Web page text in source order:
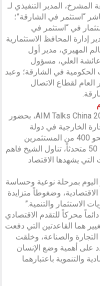
المدير التنفيذي لـ
“استثمر في الشارقة”؛
في “استثمر في
المحافظ الاستثمارية
المهيري، مدير أول
العلي، مسؤول
الحكومية في الشارقة؛ وعبد
لقطاع الاتصال
وخلال مشاركة الوفد في مؤتمر “AIM Talks China 2026″، بحضور
الخارجية في دولة
الإمارات العربية المتحدة، وبمشاركة نحو 400 من المستثمرين
وصناع القرار وقادة الأعمال وأكثر من 50 متحدثاً، تناول الشيخ فاهم
التي يشهدها الاقتصاد
اليوم بمرحلة نوعية وحساسة
وضغوطاً متزايدة
الاستثمار والتنمية.”
محركاً للتقدم الاقتصادي
هما القاعدتين التي دفعت
والصناعة، وخلقت
على أهمية وضع الإنسان
والتنموية باعتبارهما